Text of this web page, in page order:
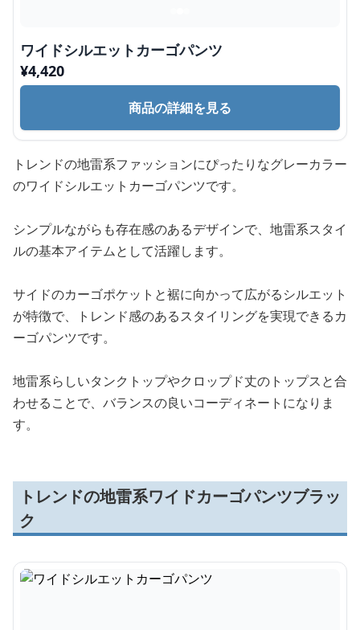
ワイドシルエットカーゴパンツ
¥4,420
商品の詳細を見る
トレンドの地雷系ファッションにぴったりなグレーカラー
のワイドシルエットカーゴパンツです。
シンプルながらも存在感のあるデザインで、地雷系スタイ
ルの基本アイテムとして活躍します。
サイドのカーゴポケットと裾に向かって広がるシルエット
が特徴で、トレンド感のあるスタイリングを実現できるカ
ーゴパンツです。
地雷系らしいタンクトップやクロップド丈のトップスと合
わせることで、バランスの良いコーディネートになりま
す。
トレンドの地雷系ワイドカーゴパンツブラッ
ク